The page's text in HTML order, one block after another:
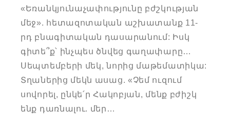
«Եռանկյունաչափությունը բժշկության
մեջ». հետազոտական աշխատանք 11-
րդ բնագիտական դասարանում: Իսկ
գիտե՞ք՝ ինչպես ծնվեց գաղափարը…
Սեպտեմբերի մեկ, նորից մաթեմատիկա:
Տղաներից մեկն ասաց. «Չեմ ուզում
սովորել, ընկե՛ր Հակոբյան, մենք բժիշկ
ենք դառնալու. մեր…